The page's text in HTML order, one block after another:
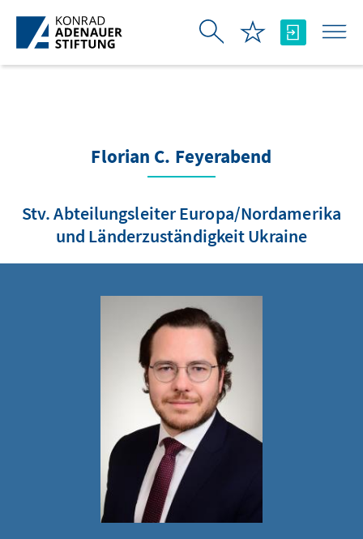
跳转到主内容
Florian C. Feyerabend
Stv. Abteilungsleiter Europa/Nordamerika
und Länderzuständigkeit Ukraine